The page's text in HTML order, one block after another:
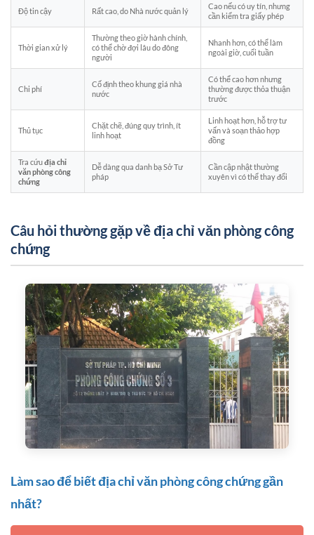
Độ tin cậy Rất cao, do Nhà nước quản lý
Cao nếu có uy tín, nhưng
cần kiểm tra giấy phép
Thời gian xử lý
Thường theo giờ hành chính,
có thể chờ đợi lâu do đông
người
Nhanh hơn, có thể làm
ngoài giờ, cuối tuần
Chi phí
Cố định theo khung giá nhà
nước
Có thể cao hơn nhưng
thường được thỏa thuận
trước
Thủ tục
Chặt chẽ, đúng quy trình, ít
linh hoạt
Linh hoạt hơn, hỗ trợ tư
vấn và soạn thảo hợp
đồng
Tra cứuđịa chỉ
văn phòng công
chứng
Dễ dàng qua danh bạ Sở Tư
pháp
Cần cập nhật thường
xuyên vì có thể thay đổi
Câu hỏi thường gặp về địa chỉ văn phòng công
chứng
Làm sao để biết địa chỉ văn phòng công chứng gần
nhất?